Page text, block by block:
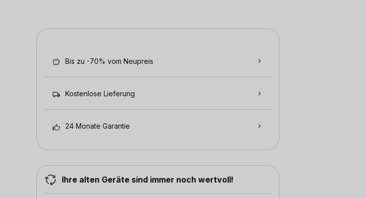
Bis zu -70% vom Neupreis
Kostenlose Lieferung
24 Monate Garantie
Ihre alten Geräte sind immer noch wertvoll!